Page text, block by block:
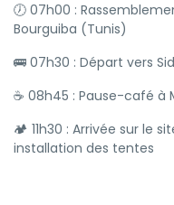
🕖 07h00 :
Bourguiba (Tunis)
🚌 07h30 : Départ vers
☕ 08h45 : Pause-café à
🏕️ 11h30 : Arrivée sur le
installation des tentes